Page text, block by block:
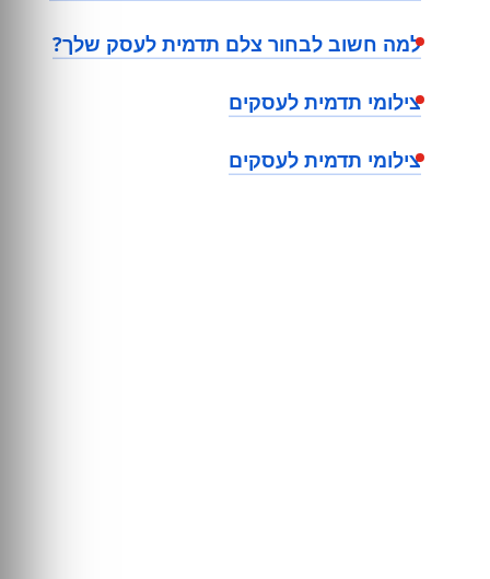
למה חשוב לבחור צלם תדמית לעסק שלך?
צילומי תדמית לעסקים
צילומי תדמית לעסקים